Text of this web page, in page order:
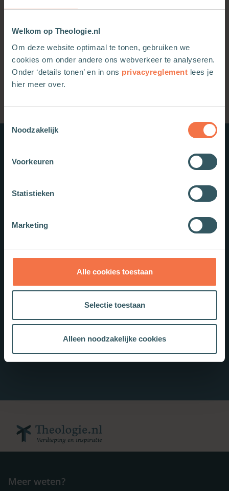
Welkom op Theologie.nl
Om deze website optimaal te tonen, gebruiken we
cookies om onder andere ons webverkeer te analyseren.
Onder ‘details tonen’ en in ons privacyreglement lees je
hier meer over.
Noodzakelijk
Voorkeuren
Statistieken
Marketing
Alle cookies toestaan
Selectie toestaan
Alleen noodzakelijke cookies
Vergaderopening: Via roeping en
3:13-15
Marius Noorloos Navolging
Missiologie
Er voor staan
18-03-2025
Meer weten?